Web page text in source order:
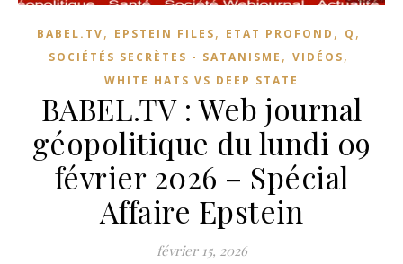
BABEL.TV, EPSTEIN FILES, ETAT PROFOND , Q ,
SOCIÉTÉS SECRÈTES - SATANISME , VIDÉOS,
WHITE HATS VS DEEP STATE
BABEL.TV : Web journal
géopolitique du lundi 09
février 2026 – Spécial
Affaire Epstein
février 15, 2026